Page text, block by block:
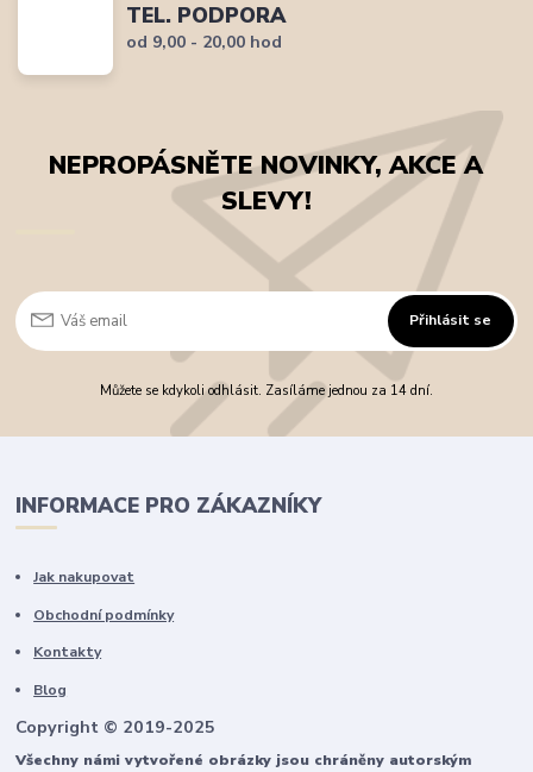
TEL. PODPORA
od 9,00 - 20,00 hod
NEPROPÁSNĚTE NOVINKY, AKCE A
SLEVY!
Přihlásit se
Můžete se kdykoli odhlásit. Zasíláme jednou za 14 dní.
INFORMACE PRO ZÁKAZNÍKY
Jak nakupovat
Obchodní podmínky
Kontakty
Blog
Copyright © 2019-2025
Všechny námi vytvořené obrázky jsou chráněny autorským